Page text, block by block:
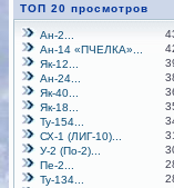
ТОП 20 просмотров
Ан-2...
Ан-14 «ПЧЕЛКА»...
Як-12...
Ан-24...
Як-40...
Як-18...
Ту-154...
СХ-1 (ЛИГ-10)...
У-2 (По-2)...
Пе-2...
Ту-134...